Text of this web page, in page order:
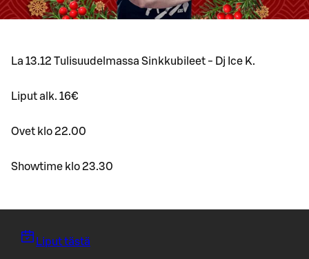
La 13.12 Tulisuudelmassa Sinkkubileet - Dj Ice K.
Liput alk. 16€
Ovet klo 22.00
Showtime klo 23.30
Liput tästä